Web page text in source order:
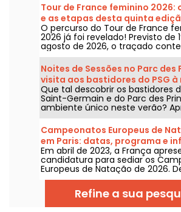
Tour de France feminino 2026:
e as etapas desta quinta
O percurso do Tour de France
2026 já foi revelado! Previsto de
agosto de 2026, o traçado
etapas, com a largada prevista
chegada em Nice. Descubra o
espera neste ano.
Noites de Sessões no Parc des
visita aos bastidores do PSG à
guinguette festiva com sets
Que tal descobrir os bastidores
Saint-Germain e do Parc des
ambiente único neste verão?
sessões noturnas para entrar
noite e curtir várias animações
programa para este verão de
Campeonatos Europeus de
em Paris: datas, programa e
sobre a competição
Em abril de 2023, a França
candidatura para sediar os
Europeus de Natação de 2026.
a 16 de agosto, o Centro
recebe você para apoiar nossos
Abaixo, tudo o que você precisa
a competição e as provas!
Refine a sua